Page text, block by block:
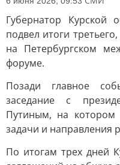
Губернатор Курской
подвел итоги
на Петербургском
форуме.
Позади главное
заседание с
Путиным, на
задачи и направления
По итогам трех дней